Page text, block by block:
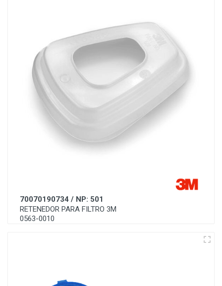
70070190734 / NP: 501
RETENEDOR PARA FILTRO 3M
0563-0010